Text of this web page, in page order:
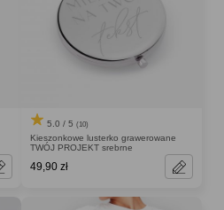
5.0 / 5 (10)
Kieszonkowe lusterko grawerowane
TWÓJ PROJEKT srebrne
49,90 zł